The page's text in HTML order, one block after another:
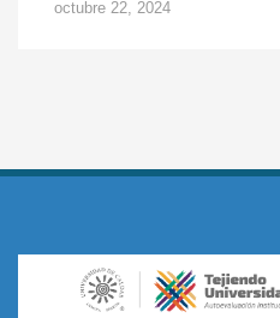
octubre 22, 2024